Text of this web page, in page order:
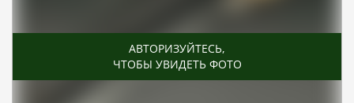
АВТОРИЗУЙТЕСЬ,
ЧТОБЫ УВИДЕТЬ ФОТО